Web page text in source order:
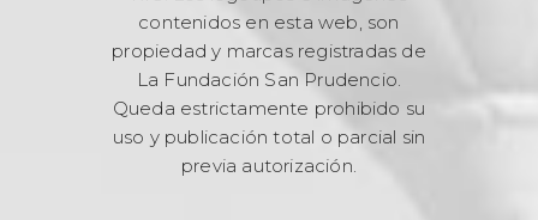
contenidos en esta web, son
propiedad y marcas registradas de
La Fundación San Prudencio.
Queda estrictamente prohibido su
uso y publicación total o parcial sin
previa autorización.